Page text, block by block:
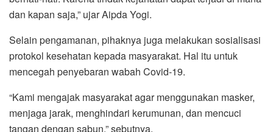
dan kapan saja,” ujar Aipda Yogi.
Selain pengamanan, pihaknya juga melakukan sosialisasi
protokol kesehatan kepada masyarakat. Hal itu untuk
mencegah penyebaran wabah Covid-19.
“Kami mengajak masyarakat agar menggunakan masker,
menjaga jarak, menghindari kerumunan, dan mencuci
tangan dengan sabun,” sebutnya.